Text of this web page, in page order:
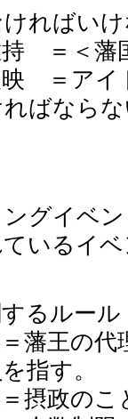
ければい
持 ＝＜藩
映 ＝アイ
ばなら
ングイベ
ているイ
るルール
王の代
指す。
政のこ